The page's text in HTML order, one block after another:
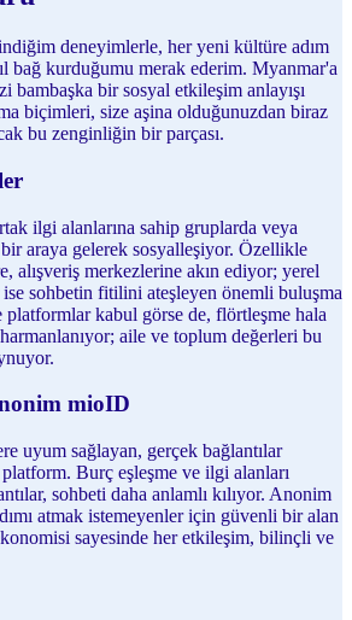
deneyimlerle, her yeni kültüre adım
bağ kurduğumu merak ederim. Myanmar'a
bambaşka bir sosyal etkileşim anlayışı
biçimleri, size aşina olduğunuzdan biraz
bu zenginliğin bir parçası.
ilgi alanlarına sahip gruplarda veya
araya gelerek sosyalleşiyor. Özellikle
alışveriş merkezlerine akın ediyor; yerel
sohbetin fitilini ateşleyen önemli buluşma
kabul görse de, flörtleşme hala
aile ve toplum değerleri bu
mioID
uyum sağlayan, gerçek bağlantılar
Burç eşleşme ve ilgi alanları
sohbeti daha anlamlı kılıyor. Anonim
atmak istemeyenler için güvenli bir alan
sayesinde her etkileşim, bilinçli ve